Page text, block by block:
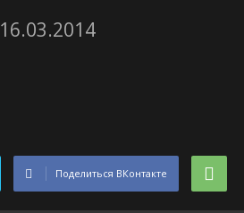
16.03.2014
Поделиться ВКонтакте